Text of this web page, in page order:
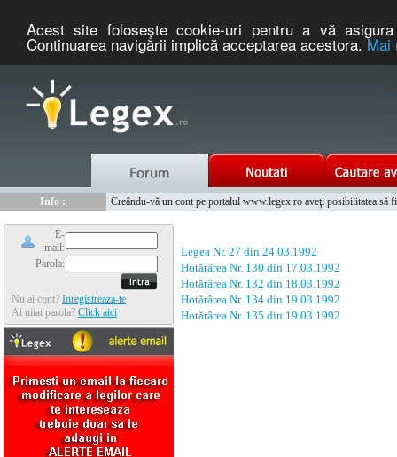
Acest site foloseşte cookie-uri pentru a vă
Continuarea navigării implică acceptarea acestora.Mai
Info :
Creându-vă un cont pe portalul www.legex.ro aveţi posibilitatea să
E-
mail:
Parola:
Nu ai cont? Inregistreaza-te
Ai uitat parola? Click aici
Legea Nr. 27 din 24.03.1992
Hotărârea Nr. 130 din 17.03.1992
Hotărârea Nr. 132 din 18.03.1992
Hotărârea Nr. 134 din 19.03.1992
Hotărârea Nr. 135 din 19.03.1992